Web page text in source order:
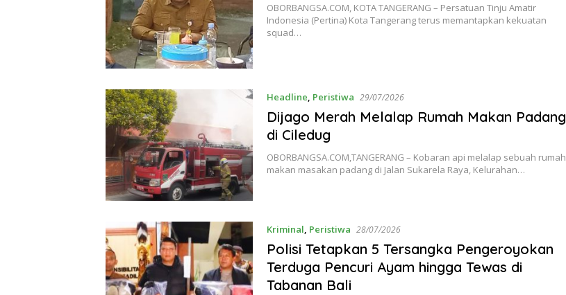
OBORBANGSA.COM, KOTA TANGERANG – Persatuan Tinju Amatir
Indonesia (Pertina) Kota Tangerang terus memantapkan kekuatan
squad…
Headline, Peristiwa 29/07/2026
Dijago Merah Melalap Rumah Makan Padang
di Ciledug
OBORBANGSA.COM,TANGERANG – Kobaran api melalap sebuah rumah
makan masakan padang di Jalan Sukarela Raya, Kelurahan…
Kriminal, Peristiwa 28/07/2026
Polisi Tetapkan 5 Tersangka Pengeroyokan
Terduga Pencuri Ayam hingga Tewas di
Tabanan Bali